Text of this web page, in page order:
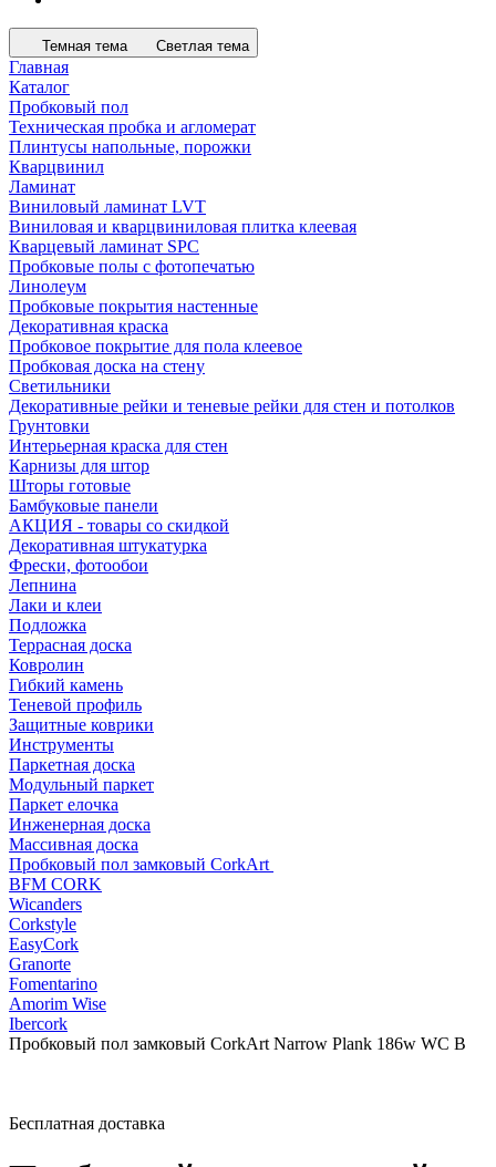
Темная тема Светлая тема
Главная
Каталог
Пробковый пол
Техническая пробка и агломерат
Плинтусы напольные, порожки
Кварцвинил
Ламинат
Виниловый ламинат LVT
Виниловая и кварцвиниловая плитка клеевая
Кварцевый ламинат SPC
Пробковые полы с фотопечатью
Линолеум
Пробковые покрытия настенные
Декоративная краска
Пробковое покрытие для пола клеевое
Пробковая доска на стену
Светильники
Декоративные рейки и теневые рейки для стен и потолков
Грунтовки
Интерьерная краска для стен
Карнизы для штор
Шторы готовые
Бамбуковые панели
АКЦИЯ - товары со скидкой
Декоративная штукатурка
Фрески, фотообои
Лепнина
Лаки и клеи
Подложка
Террасная доска
Ковролин
Гибкий камень
Теневой профиль
Защитные коврики
Инструменты
Паркетная доска
Модульный паркет
Паркет елочка
Инженерная доска
Массивная доска
Пробковый пол замковый CorkArt
BFM CORK
Wicanders
Corkstyle
EasyCork
Granorte
Fomentarino
Amorim Wise
Ibercork
Пробковый пол замковый CorkArt Narrow Plank 186w WC B
Бесплатная доставка